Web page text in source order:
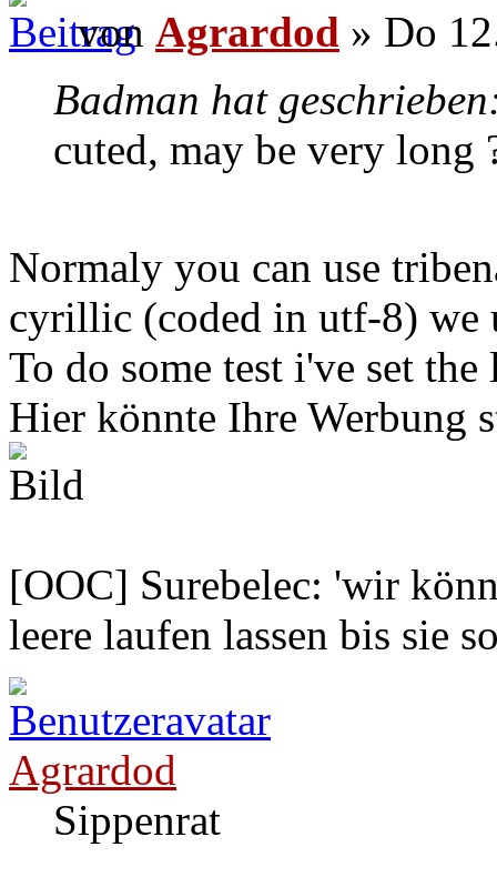
von Agrardod » Do
Badman hat
cuted, may be very long
Normaly you can use
cyrillic (coded in utf-8) we
To do some test i've set
Hier könnte Ihre Werbung
[OOC] Surebelec: 'wir
leere laufen lassen bis sie
Agrardod
Sippenrat